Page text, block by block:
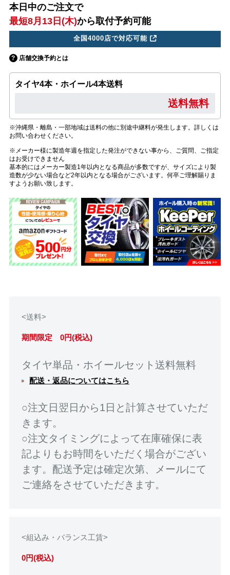
本日中のご注文で
最短8月13日(木)から取付予約可能
全国4000店で対応可能
店舗交換予約とは
タイヤ4本・ホイール4本送料
送料無料
※沖縄県・離島・一部地域は送料の他に別途中継料が発生します。詳しくは
お問い合わせください。
※メーカー様に製造年週を指定した発注ができない事から、ご質問、ご指定
はお受けできません
基本的にはメーカー製造1年以内となる商品が多数ですが、サイズにより製
造数が少ない場合など2年以内となる場合がございます。何卒ご理解賜りま
すようお願い致します。
<送料>
期間限定 0円(税込)
タイヤ単品・ホイールセット送料無料
配送・返品についてはこちら
○注文日翌日から1日と計算させていただ
きます。
○注文タイミングによって在庫確保に表
記よりもお時間をいただく場合がござい
ます。配送予定は確定次第、メールにて
ご連絡をさせていただきます。
<組込み・バランス工賃>
0円(税込)